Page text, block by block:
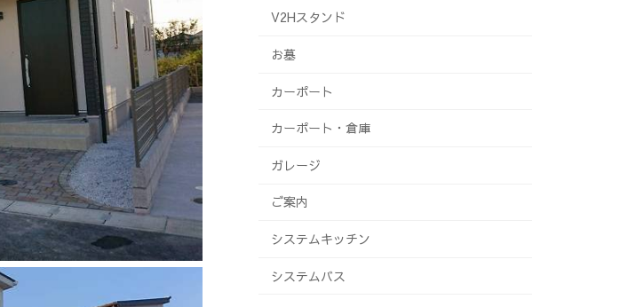
V2Hスタンド
お墓
カーポート
カーポート・倉庫
ガレージ
ご案内
システムキッチン
システムバス